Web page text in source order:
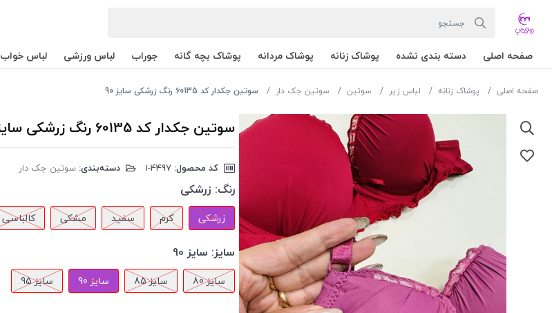
صفحه اصلی دسته بندی نشده پوشاک زنانه پوشاک مردانه پوشاک بچه گانه جوراب لباس ورزشی لباس خواب
صفحه اصلی پوشاک زنانه لباس زیر سوتین سوتین جک دار سوتین جکدار کد 60135 رنگ زرشکی سایز 90
سوتین جکدار کد 60135 رنگ زرشکی سایز 90
کد محصول: دسته‌بندی: سوتین جک دار
رنگ: زرشکی
زرشکی کرم سفید مشکی کالباسی
سایز: سایز 90
سایز 80 سایز 85 سایز 90 سایز 95